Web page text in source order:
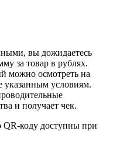
вы дожидаетесь
за товар в рублях.
можно осмотреть на
указанным условиям.
и получает чек.
QR-коду доступны при